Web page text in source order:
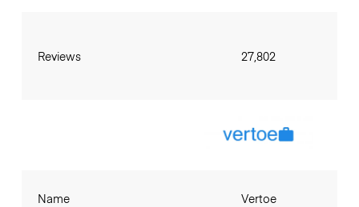
Reviews 27,802
Name Vertoe